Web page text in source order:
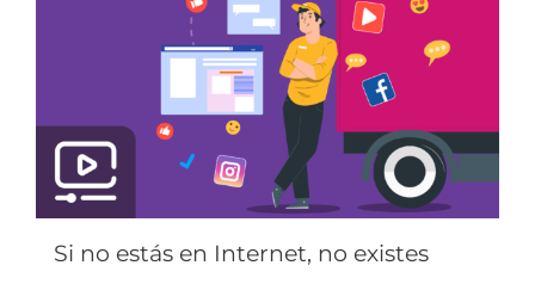
Si no estás en Internet, no existes